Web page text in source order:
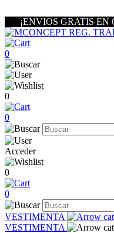
¡ENVIOS GRATIS EN
0
0
0
Acceder
0
0
VESTIMENTA
VESTIMENTA